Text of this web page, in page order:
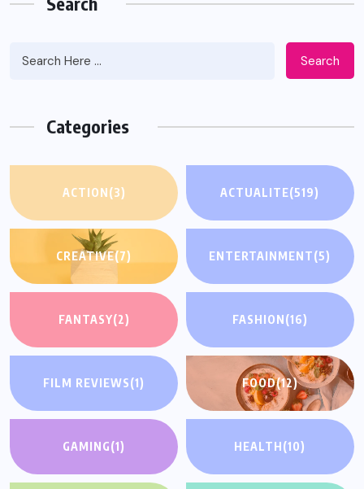
Search
Categories
ACTION (3) ACTUALITE(519)
CREATIVE(7) ENTERTAINMENT(5)
FANTASY(2) FASHION (16)
FILM REVIEWS(1) FOOD(12)
GAMING(1) HEALTH (10)